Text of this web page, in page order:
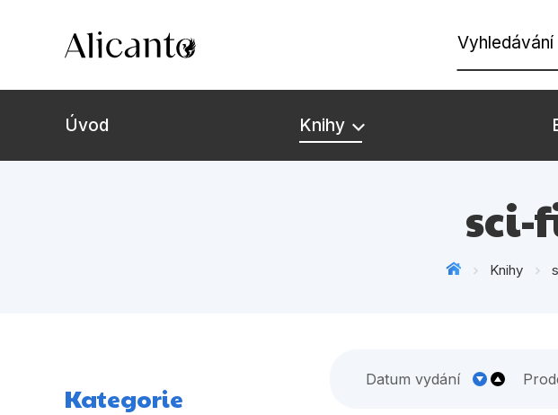
Vyhledávání
Úvod Knihy
Dárkové
Kalendáře
dospělé
sci-
Knihy
Kategorie
Datum vydání